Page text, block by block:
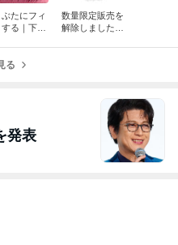
たにフィ
る｜下ま
シュリフ
数量限定販売を
解除しました。
る
発表